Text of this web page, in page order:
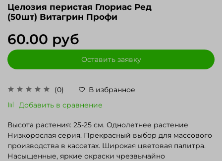
Целозия перистая Глориас Ред
(50шт) Витагрин Профи
(0)
В избранное
Добавить в сравнение
60.00 руб
Оставить заявку
Высота растения: 25-25 см. Однолетнее растение
Низкорослая серия. Прекрасный выбор для массового
производства в кассетах. Широкая цветовая палитра.
Насыщенные, яркие окраски чрезвычайно